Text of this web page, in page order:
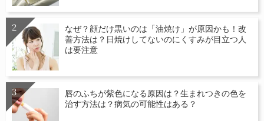
なぜ？顔だけ黒いのは「油焼け」が原因かも！改
善方法は？日焼けしてないのにくすみが目立つ人
は要注意
唇のふちが紫色になる原因は？生まれつきの色を
治す方法は？病気の可能性はある？